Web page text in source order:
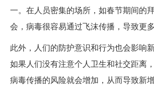
一。在人员密集的场所，如春节期间的
会，病毒很容易通过飞沫传播，导致更多
此外，人们的防护意识和行为也会影响
如果人们没有注意个人卫生和社交距离
病毒传播的风险就会增加，从而导致新增